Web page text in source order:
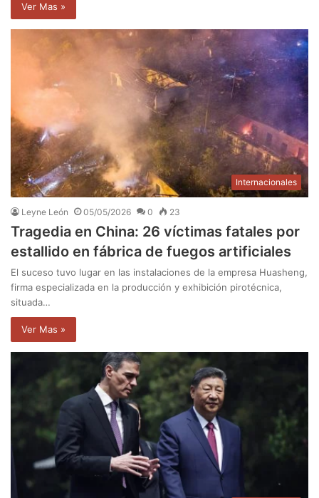
Ver Mas »
Internacionales
Leyne León 05/05/2026 0 23
Tragedia en China: 26 víctimas fatales por
estallido en fábrica de fuegos artificiales
El suceso tuvo lugar en las instalaciones de la empresa Huasheng,
firma especializada en la producción y exhibición pirotécnica,
situada…
Ver Mas »